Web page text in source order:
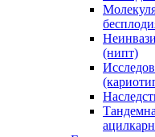
(нипт)